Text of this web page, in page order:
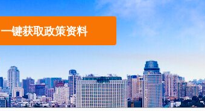
一键获取政策资料